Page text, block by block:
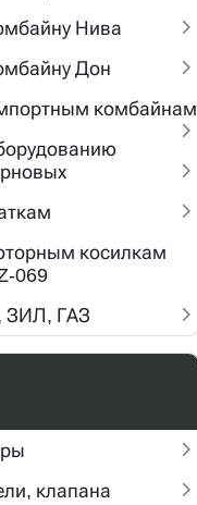
Нива
Дон
комбайнам
косилкам
069
ГАЗ
клапана